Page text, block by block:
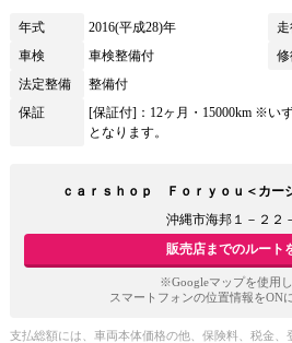
年式 2016(平成28)年
車検
車検整備付
法定整備
整備付
保証
[保証付]：12ヶ月・15000km ※い
となります。
ｃａｒｓｈｏｐ Ｆｏｒｙｏｕ＜カー
沖縄市海邦１－２２
販売店までのルート
※Googleマップを使用し
スマートフォンの位置情報をON
支払総額には、車両本体価格の他、保険料、税金